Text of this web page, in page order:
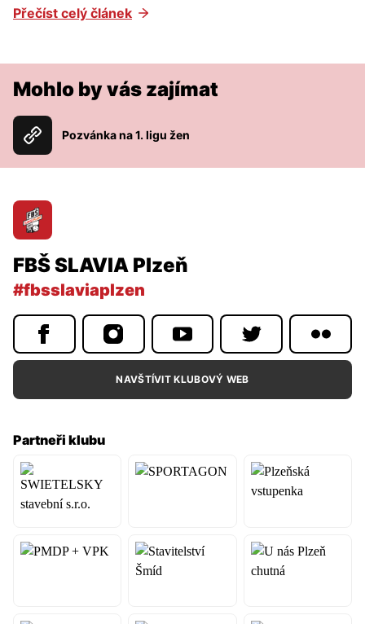
Přečíst celý článek
Mohlo by vás zajímat
Pozvánka na 1. ligu žen
FBŠ SLAVIA Plzeň
#fbsslaviaplzen
NAVŠTÍVIT KLUBOVÝ WEB
Partneři klubu